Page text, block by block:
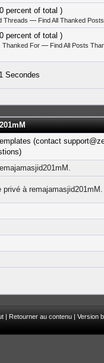
percent of total )
Threads — Find All Thanked Posts
percent of total )
Thanked For — Find All Posts
Secondes
(contact
privé à remajamasjid201mM.
| Retourner au contenu | Version